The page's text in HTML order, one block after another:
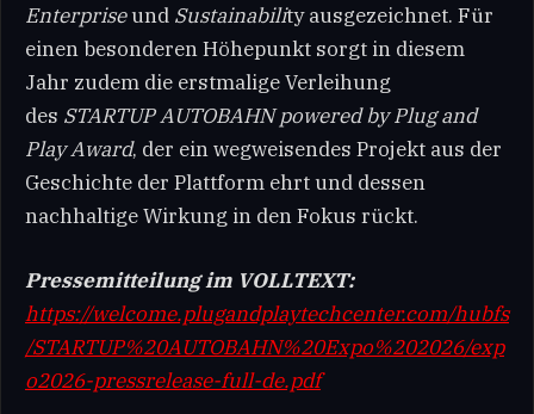
Enterpriseund Sustainability ausgezeichnet. Für
einen besonderen Höhepunkt sorgt in diesem
Jahr zudem die erstmalige Verleihung
des STARTUP AUTOBAHN powered by Plug and
Play Award, der ein wegweisendes Projekt aus der
Geschichte der Plattform ehrt und dessen
nachhaltige Wirkung in den Fokus rückt.
Pressemitteilung im VOLLTEXT:
https://welcome.plugandplaytechcenter.com/hubfs
/STARTUP%20AUTOBAHN%20Expo%202026/exp
o2026-pressrelease-full-de.pdf